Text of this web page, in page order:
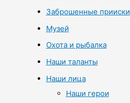
Заброшенные прииски
Музей
Охота и рыбалка
Наши таланты
Наши лица
Наши герои